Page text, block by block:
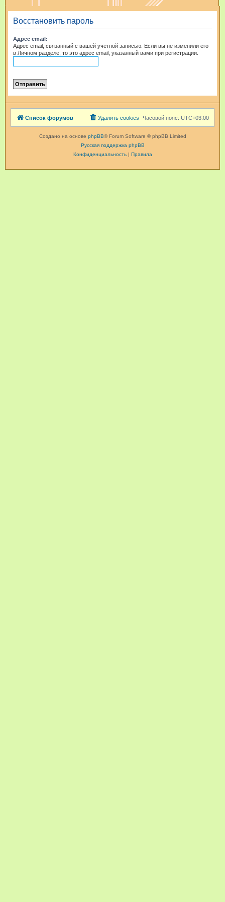
и
Восстановить пароль
Адрес email:
Адрес email, связанный с вашей учётной записью. Если вы не изменили его
в Личном разделе, то это адрес email, указанный вами при регистрации.
Список форумов Часовой пояс: UTC+03:00
Удалить cookies
Создано на основе phpBB® Forum Software © phpBB Limited
Русская поддержка phpBB
Конфиденциальность| Правила